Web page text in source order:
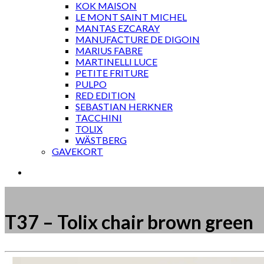
KOK MAISON
LE MONT SAINT MICHEL
MANTAS EZCARAY
MANUFACTURE DE DIGOIN
MARIUS FABRE
MARTINELLI LUCE
PETITE FRITURE
PULPO
RED EDITION
SEBASTIAN HERKNER
TACCHINI
TOLIX
WÄSTBERG
GAVEKORT
T37 – Tolix chair brown green